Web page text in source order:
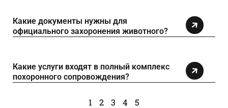
Какие документы нужны для
официального захоронения животного?
Какие услуги входят в полный комплекс
похоронного сопровождения?
1 2 3 4 5